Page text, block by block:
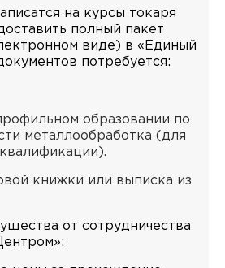
на курсы токаря
полный пакет
виде) в «Единый
потребуется:
образовании по
металлообработка (для
книжки или выписка из
от сотрудничества